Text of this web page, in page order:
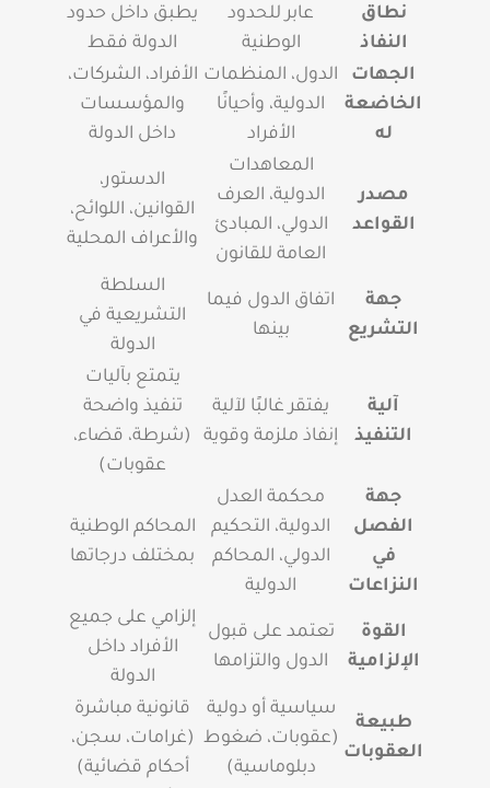
نطاق
النفاذ
عابر للحدود
الوطنية
يطبق داخل حدود
الدولة فقط
الجهات
الخاضعة
له
الدول، المنظمات
الدولية، وأحيانًا
الأفراد
الأفراد، الشركات،
والمؤسسات
داخل الدولة
مصدر
القواعد
المعاهدات
الدولية، العرف
الدولي، المبادئ
العامة للقانون
الدستور،
القوانين، اللوائح،
والأعراف المحلية
جهة
التشريع
اتفاق الدول فيما
بينها
السلطة
التشريعية في
الدولة
آلية
التنفيذ
يفتقر غالبًا لآلية
إنفاذ ملزمة وقوية
يتمتع بآليات
تنفيذ واضحة
(شرطة، قضاء،
عقوبات)
جهة
الفصل
في
النزاعات
محكمة العدل
الدولية، التحكيم
الدولي، المحاكم
الدولية
المحاكم الوطنية
بمختلف درجاتها
القوة
الإلزامية
تعتمد على قبول
الدول والتزامها
إلزامي على جميع
الأفراد داخل
الدولة
طبيعة
العقوبات
سياسية أو دولية
(عقوبات، ضغوط
دبلوماسية)
قانونية مباشرة
(غرامات، سجن،
أحكام قضائية)